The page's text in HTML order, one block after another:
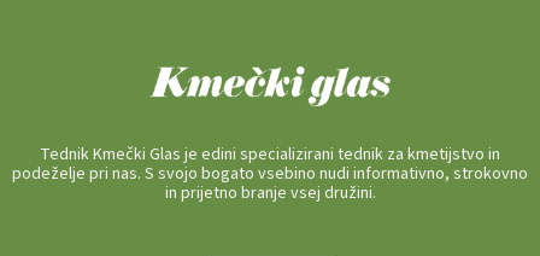
Tednik Kmečki Glas je edini specializirani tednik za kmetijstvo in
podeželje pri nas. S svojo bogato vsebino nudi informativno, strokovno
in prijetno branje vsej družini.